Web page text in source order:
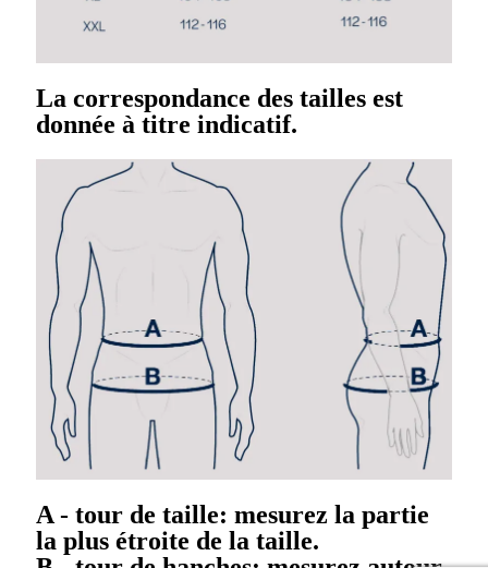
La correspondance des tailles est
donnée à titre indicatif.
A - tour de taille: mesurez la partie
la plus étroite de la taille.